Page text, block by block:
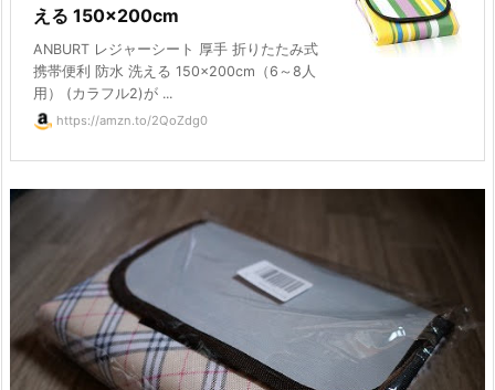
える 150×200cm
ANBURT レジャーシート 厚手 折りたたみ式
携帯便利 防水 洗える 150×200cm（6～8人
用） (カラフル2)が ...
https://amzn.to/2QoZdg0